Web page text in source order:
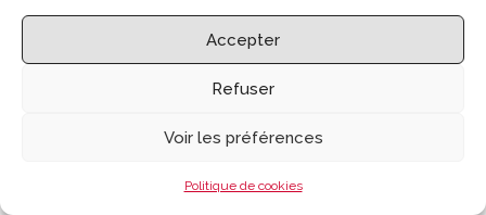
Accepter
Refuser
Voir les préférences
Politique de cookies
personnalités qualifiées et qui comportait en
plus, avec voix consultative, le président de la
commission dite « copie privée (article L.311-5
Le texte du projet de loi (article L.331-15 CPI)